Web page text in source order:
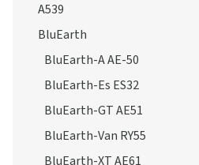
A539
BluEarth
BluEarth-A AE-50
BluEarth-Es ES32
BluEarth-GT AE51
BluEarth-Van RY55
BluEarth-XT AE61